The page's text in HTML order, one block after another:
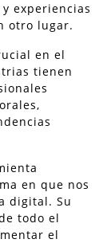
experiencias
otro lugar.
en el
tienen
en que nos
digital. Su
todo el
el